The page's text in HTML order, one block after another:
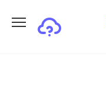
содержанию